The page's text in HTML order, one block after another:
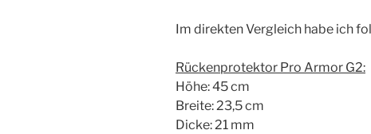
Im direkten Vergleich habe ich
Rückenprotektor Pro Armor G2:
Höhe: 45 cm
Breite: 23,5 cm
Dicke: 21 mm